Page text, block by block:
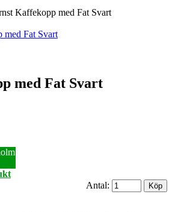
Kaffekopp med Fat Svart
med Fat Svart
Antal: